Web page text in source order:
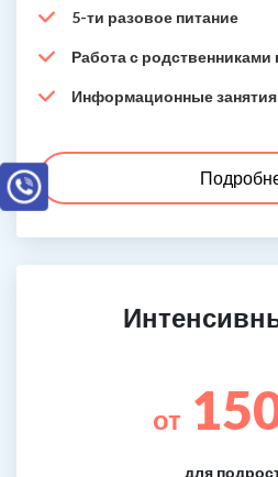
5-ти разовое питание
Работа с родственниками
Информационные
от
для